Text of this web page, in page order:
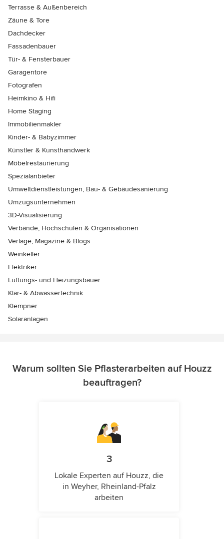
Terrasse & Außenbereich
Zäune & Tore
Dachdecker
Fassadenbauer
Tür- & Fensterbauer
Garagentore
Fotografen
Heimkino & Hifi
Home Staging
Immobilienmakler
Kinder- & Babyzimmer
Künstler & Kunsthandwerk
Möbelrestaurierung
Spezialanbieter
Umweltdienstleistungen, Bau- & Gebäudesanierung
Umzugsunternehmen
3D-Visualisierung
Verbände, Hochschulen & Organisationen
Verlage, Magazine & Blogs
Weinkeller
Elektriker
Lüftungs- und Heizungsbauer
Klär- & Abwassertechnik
Klempner
Solaranlagen
Warum sollten Sie Pflasterarbeiten auf Houzz
beauftragen?
3
Lokale Experten auf Houzz, die
in Weyher, Rheinland-Pfalz
arbeiten